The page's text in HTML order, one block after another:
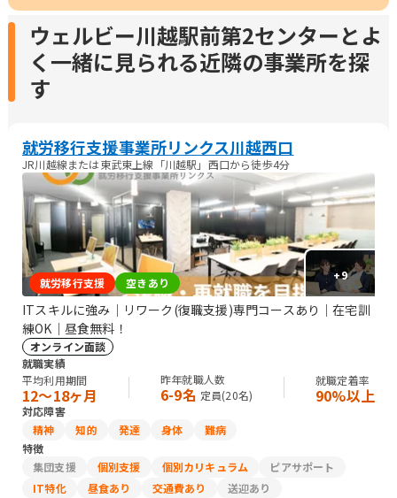
ウェルビー川越駅前第2センターとよ
く一緒に見られる近隣の事業所を探
す
就労移行支援事業所リンクス川越西口
JR川越線または東武東上線「川越駅」西口から徒歩4分
+9
就労移行支援 空きあり
ITスキルに強み｜リワーク(復職支援)専門コースあり｜在宅訓
練OK｜昼食無料！
オンライン面談
就職実績
平均利用期間
12〜18ヶ月
昨年就職人数
6-9名 定員(20名)
就職定着率
90%以上
対応障害
精神
知的 発達 身体
難病
特徴
集団支援
個別支援 個別カリキュラム
ピアサポート
IT特化
昼食あり 交通費あり
送迎あり